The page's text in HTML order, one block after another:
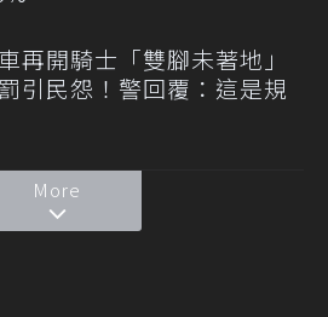
再開騎士「雙腳未著地」
引民怨！警回覆：這是規
More